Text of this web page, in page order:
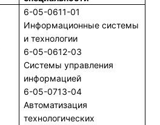
6-05-0611-01
Информационные системы
и технологии
6-05-0612-03
Системы управления
информацией
6-05-0713-04
Автоматизация
технологических